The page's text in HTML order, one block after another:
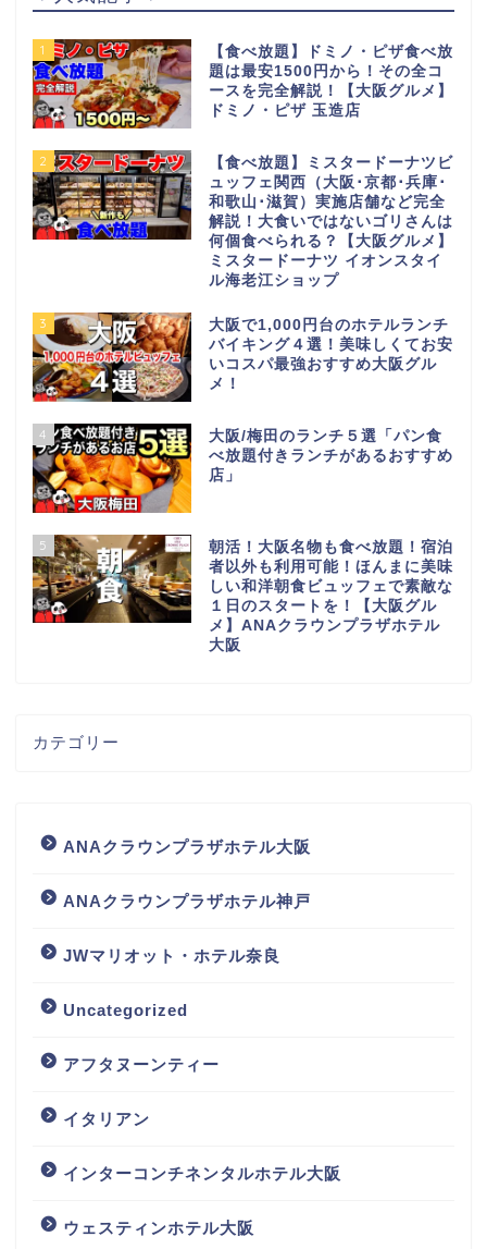
1
【食べ放題】ドミノ・ピザ食べ放
題は最安1500円から！その全コ
ースを完全解説！【大阪グルメ】
ドミノ・ピザ 玉造店
2
【食べ放題】ミスタードーナツビ
ュッフェ関西（大阪･京都･兵庫･
和歌山･滋賀）実施店舗など完全
解説！大食いではないゴリさんは
何個食べられる？【大阪グルメ】
ミスタードーナツ イオンスタイ
ル海老江ショップ
3
大阪で1,000円台のホテルランチ
バイキング４選！美味しくてお安
いコスパ最強おすすめ大阪グル
メ！
4
大阪/梅田のランチ５選「パン食
べ放題付きランチがあるおすすめ
店」
5
朝活！大阪名物も食べ放題！宿泊
者以外も利用可能！ほんまに美味
しい和洋朝食ビュッフェで素敵な
１日のスタートを！【大阪グル
メ】ANAクラウンプラザホテル
大阪
カテゴリー
ANAクラウンプラザホテル大阪
ANAクラウンプラザホテル神戸
JWマリオット・ホテル奈良
Uncategorized
アフタヌーンティー
イタリアン
インターコンチネンタルホテル大阪
ウェスティンホテル大阪